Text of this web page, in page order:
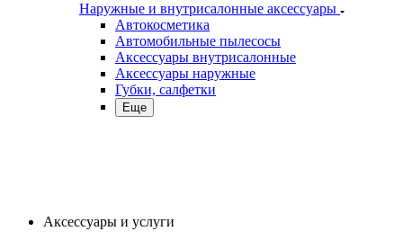
Наружные и внутрисалонные аксессуары
Автокосметика
Автомобильные пылесосы
Аксесcуары внутрисалонные
Аксессуары наружные
Губки, салфетки
Еще
Аксессуары и услуги